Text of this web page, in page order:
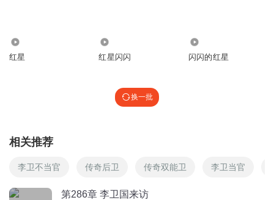
红星 红星闪闪 闪闪的红星
换一批
相关推荐
李卫不当官 传奇后卫 传奇双能卫 李卫当官
第286章 李卫国来访